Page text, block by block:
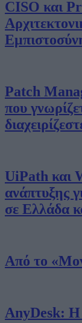
CISO και
Patch
που
UiPath και
ανάπτυξης
σε Ελλάδα
Από το
AnyDesk: Η